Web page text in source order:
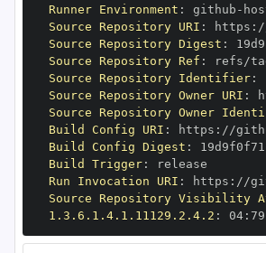
Runner Environment : github -
Source Repository URI : https :
Source Repository Digest :
Source Repository Ref :
Source Repository Identifier:
Source Repository Owner URI :
Source Repository Owner
Build Config URI : https : //
Build Config Digest :
Build Trigger:
Run Invocation URI : https :
Source Repository Visibility
1.3.6.1.4.1.11129.2.4.2 : 04: 79